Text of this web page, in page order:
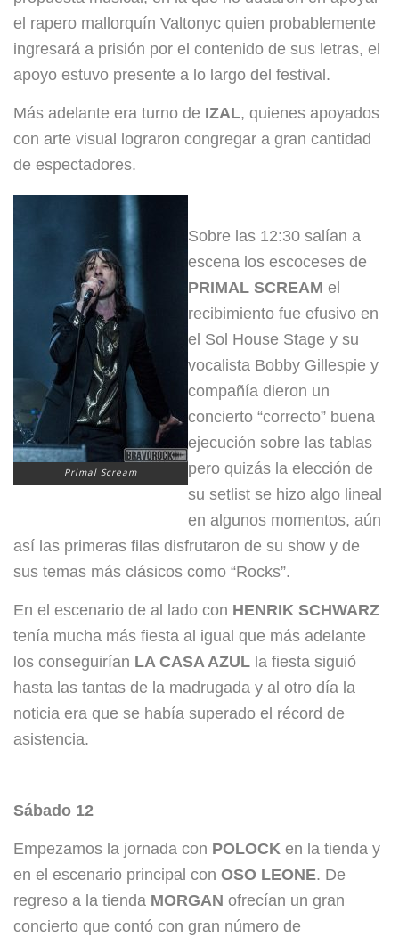
el rapero mallorquín Valtonyc quien probablemente
ingresará a prisión por el contenido de sus letras, el
apoyo estuvo presente a lo largo del festival.
Más adelante era turno de IZAL, quienes apoyados
con arte visual lograron congregar a gran cantidad
de espectadores.
Primal Scream
Sobre las 12:30 salían a
escena los escoceses de
PRIMAL SCREAM el
recibimiento fue efusivo en
el Sol House Stage y su
vocalista Bobby Gillespie y
compañía dieron un
concierto “correcto” buena
ejecución sobre las tablas
pero quizás la elección de
su setlist se hizo algo lineal
en algunos momentos, aún
así las primeras filas disfrutaron de su show y de
sus temas más clásicos como “Rocks”.
En el escenario de al lado con HENRIK SCHWARZ
tenía mucha más fiesta al igual que más adelante
los conseguirían LA CASA AZUL la fiesta siguió
hasta las tantas de la madrugada y al otro día la
noticia era que se había superado el récord de
asistencia.
Sábado 12
Empezamos la jornada con POLOCK en la tienda y
en el escenario principal con OSO LEONE. De
regreso a la tienda MORGAN ofrecían un gran
concierto que contó con gran número de